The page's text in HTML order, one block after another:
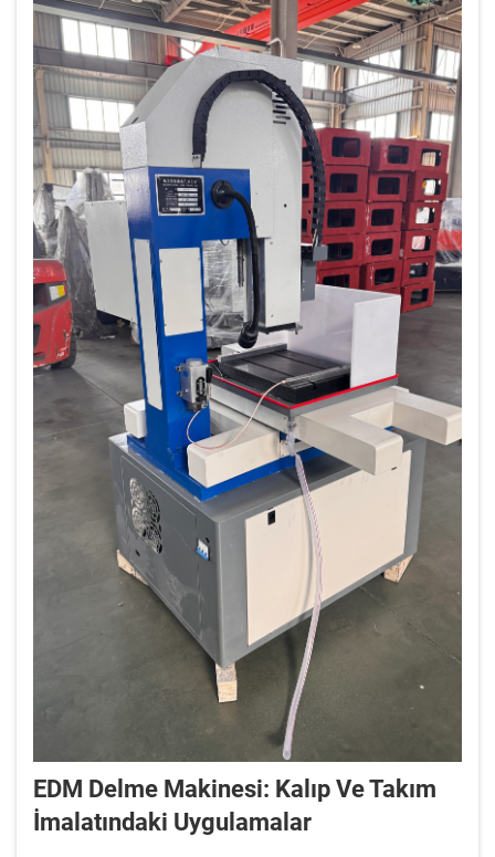
EDM Delme Makinesi: Kalıp Ve Takım
İmalatındaki Uygulamalar